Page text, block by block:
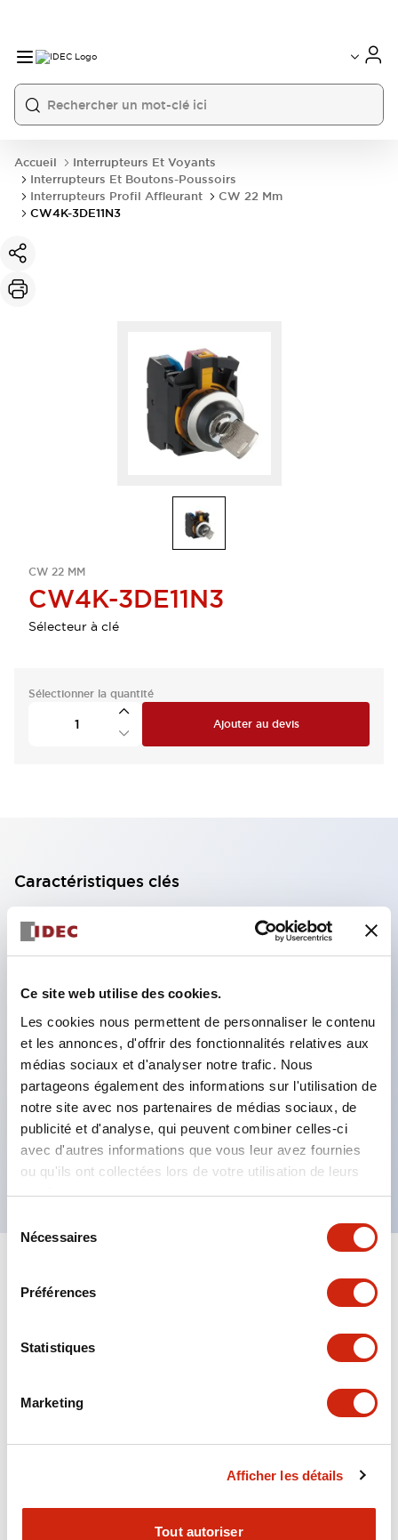
Ce site web utilise des cookies.
Les cookies nous permettent de personnaliser le contenu
et les annonces, d'offrir des fonctionnalités relatives aux
médias sociaux et d'analyser notre trafic. Nous
partageons également des informations sur l'utilisation de
notre site avec nos partenaires de médias sociaux, de
publicité et d'analyse, qui peuvent combiner celles-ci
avec d'autres informations que vous leur avez fournies
ou qu'ils ont collectées lors de votre utilisation de leurs
services.
Nécessaires
Préférences
Statistiques
Marketing
Afficher les détails
Tout autoriser
Accueil
Interrupteurs Et Voyants
Interrupteurs Et Boutons-Poussoirs
Interrupteurs Profil Affleurant
CW 22 Mm
CW4K-3DE11N3
CW 22 MM
CW4K-3DE11N3
Sélecteur à clé
Sélectionner la quantité
Ajouter au devis
Caractéristiques clés
Bloc de contact à 2 étages avec 2 contacts,
permettant une configuration à 4 contacts
contact à 11 étages), 59,9 mm (*bloc de contact à
22 étages). Conception peu encombrante
possible.
Structure de sécurité de 3e génération :
déclenchement à 2 actions, garde intégrée,
structure de protection des doigts IP20.
Tout développer+
Functional Specifications
Mounting and Installation Specifications